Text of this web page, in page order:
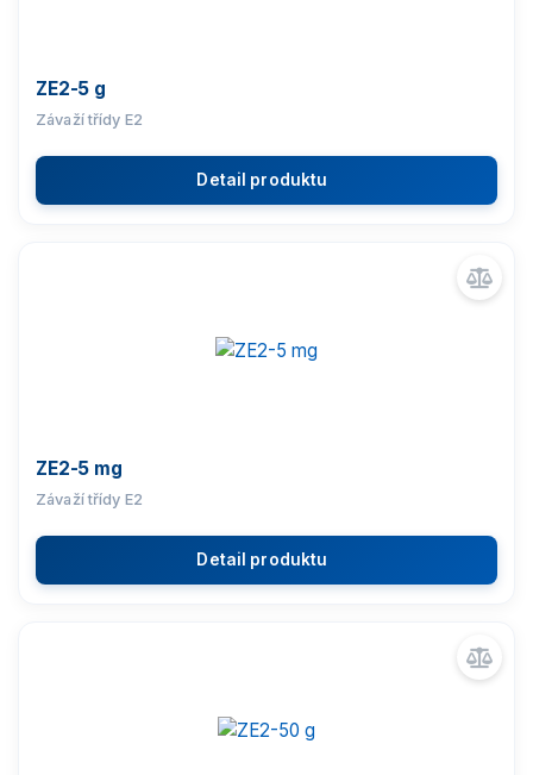
ZE2-5 g
Závaží třídy E2
Detail produktu
ZE2-5 mg
Závaží třídy E2
Detail produktu